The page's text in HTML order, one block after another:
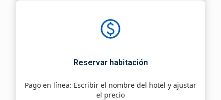
Reservar habitación
Pago en línea: Escribir el nombre del hotel y ajustar
el precio